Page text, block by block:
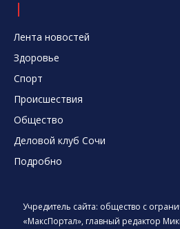
Лента новостей
Здоровье
Спорт
Происшествия
Общество
Деловой клуб Сочи
Подробно
Учредитель сайта: общество с
«МаксПортал», главный редактор